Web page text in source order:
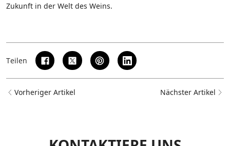
Zukunft in der Welt des Weins.
Teilen
Vorheriger Artikel Nächster Artikel